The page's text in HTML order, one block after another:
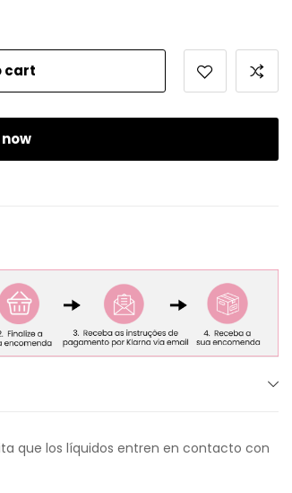
cart
que los líquidos entren en contacto con